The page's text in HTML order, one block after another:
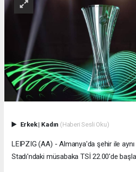
Erkek| Kadın (Haberi Sesli Oku)
LEIPZIG (AA) - Almanya'da şehir ile
Stadı'ndaki müsabaka TSİ 22.00'de